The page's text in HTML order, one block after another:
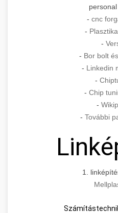
- cnc
-
-
- Bor bolt
- Linkedin
-
- Chip
-
- További
1.